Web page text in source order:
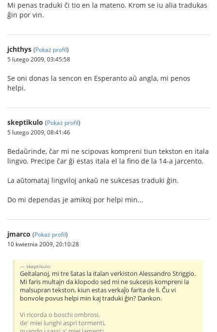
Mi penas traduki ĉi tio en la mateno. Krom se iu alia tradukas
ĝin por vin.
jchthys (Pokaż profil)
5 lutego 2009, 03:45:58
Se oni donas la sencon en Esperanto aŭ angla, mi penos
helpi.
skeptikulo (Pokaż profil)
5 lutego 2009, 08:41:46
Bedaŭrinde, ĉar mi ne scipovas kompreni tiun tekston en itala
lingvo. Precipe ĉar ĝi estas itala el la fino de la 14-a jarcento.
La aŭtomataj lingviloj ankaŭ ne sukcesas traduki ĝin.
Do mi dependas je amikoj por helpi min...
jmarco (Pokaż profil)
10 kwietnia 2009, 20:10:28
skeptikulo:
Geitalanoj, mi tre ŝatas la italan verkiston Alessandro Striggio.
Mi faris multajn da klopodo sed mi ne sukcesis kompreni la
malsupran tekston, kiun estas verkaĵo farita de li. Ĉu vi
bonvole povus helpi min kaj traduki ĝin? Dankon.
Vi ricorda o boschi ombrosi,
de' miei lunghi aspri tormenti,